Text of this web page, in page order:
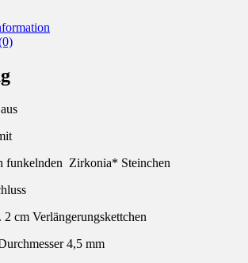
funkelnden Zirkonia* Steinchen
cm Verlängerungskettchen
4,5 mm